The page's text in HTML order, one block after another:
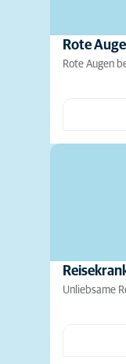
Rote
Rote Augen
Unliebsame